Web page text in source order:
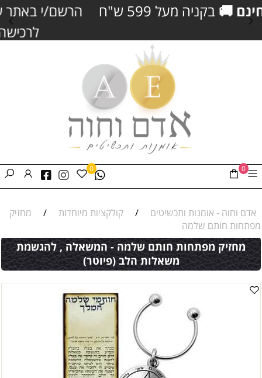
הרשם/י באתר שלנו וקבל/י5% הנחה
נוספים
0
0
אדם וחוה - אומנות ותכשיטים / קולקציות מיוחדות /
מחזיק
מפתחות חותם שלמה
מחזיק מפתחות חותם שלמה - המשאלה , להגשמת
משאלות הלב (פיוטר)